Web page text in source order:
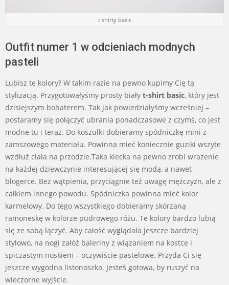
t shirty basic
Outfit numer 1 w odcieniach modnych
pasteli
Lubisz te kolory? W takim razie na pewno kupimy Cię tą
stylizacją. Przygotowałyśmy prosty biały t-shirt basic, który jest
dzisiejszym bohaterem. Tak jak powiedziałyśmy wcześniej –
postaramy się połączyć ubrania ponadczasowe z czymś, co jest
modne tu i teraz. Do koszulki dobieramy spódniczkę mini z
zamszowego materiału. Powinna mieć koniecznie guziki wszyte
wzdłuż ciała na przodzie.Taka kiecka na pewno zrobi wrażenie
na każdej dziewczynie interesującej się modą, a nawet
blogerce. Bez wątpienia, przyciągnie też uwagę mężczyzn, ale z
całkiem innego powodu. Spódniczka powinna mieć kolor
karmelowy. Do tego wszystkiego dobieramy skórzaną
ramoneskę w kolorze pudrowego różu. Te kolory bardzo lubią
się ze sobą łączyć. Aby całość wyglądała jeszcze bardziej
stylowo, na nogi załóż baleriny z wiązaniem na kostce i
spiczastym noskiem – oczywiście pastelowe. Przyda Ci się
jeszcze wygodna listonoszka. Jesteś gotowa, by ruszyć na
wieczorne wyjście.